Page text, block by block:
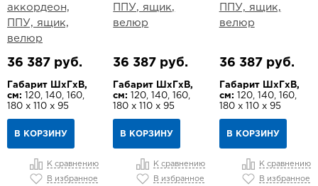
аккордеон,
ППУ, ящик,
велюр
36 387 руб.
Габарит ШхГхВ,
см: 120, 140, 160,
180 х 110 х 95
В КОРЗИНУ
К сравнению
В избранное
ППУ, ящик,
велюр
36 387 руб.
Габарит ШхГхВ,
см:
120, 140, 160,
180 х 110 х 95
В КОРЗИНУ
К сравнению
В избранное
ППУ, ящик,
велюр
36 387 руб.
Габарит ШхГхВ,
см: 120, 140, 160,
180 х 110 х 95
В КОРЗИНУ
К сравнению
В избранное